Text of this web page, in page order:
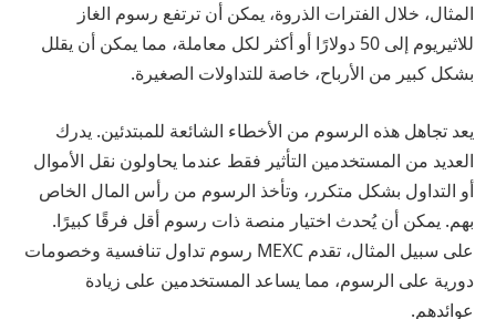
المثال، خلال الفترات الذروة، يمكن أن ترتفع رسوم الغاز
للاثيريوم إلى 50 دولارًا أو أكثر لكل معاملة، مما يمكن أن يقلل
بشكل كبير من الأرباح، خاصة للتداولات الصغيرة.
يعد تجاهل هذه الرسوم من الأخطاء الشائعة للمبتدئين. يدرك
العديد من المستخدمين التأثير فقط عندما يحاولون نقل الأموال
أو التداول بشكل متكرر، وتأخذ الرسوم من رأس المال الخاص
بهم. يمكن أن يُحدث اختيار منصة ذات رسوم أقل فرقًا كبيرًا.
على سبيل المثال، تقدم MEXC رسوم تداول تنافسية وخصومات
دورية على الرسوم، مما يساعد المستخدمين على زيادة
عوائدهم.